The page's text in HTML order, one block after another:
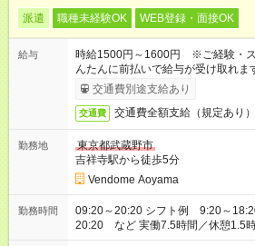
派遣 職種未経験OK WEB登録・面接OK
給与
時給1500円～1600円 ※ご経験・
んたんに前払いで給与が受け取れま
交通費別途支給あり
交通費 交通費全額支給（規定あり）
勤務地
東京都武蔵野市
吉祥寺駅から徒歩5分
Vendome Aoyama
勤務時間
09:20～20:20 シフト例 9:20～18:20 10:30～19:30 11:20～
20:20 など 実働7.5時間／休憩1.5